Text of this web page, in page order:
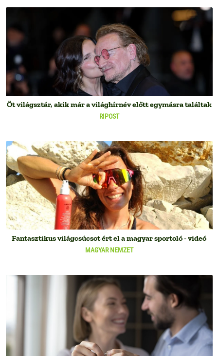
RIPOST
Öt világsztár, akik már a világhírnév előtt egymásra találtak
MAGYAR NEMZET
Fantasztikus világcsúcsot ért el a magyar sportoló - videó